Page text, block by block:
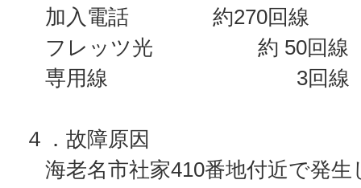
加入電話 約270回線
フレッツ光 約 50回線
専用線 3回線
４．故障原因
海老名市社家410番地付近で発生